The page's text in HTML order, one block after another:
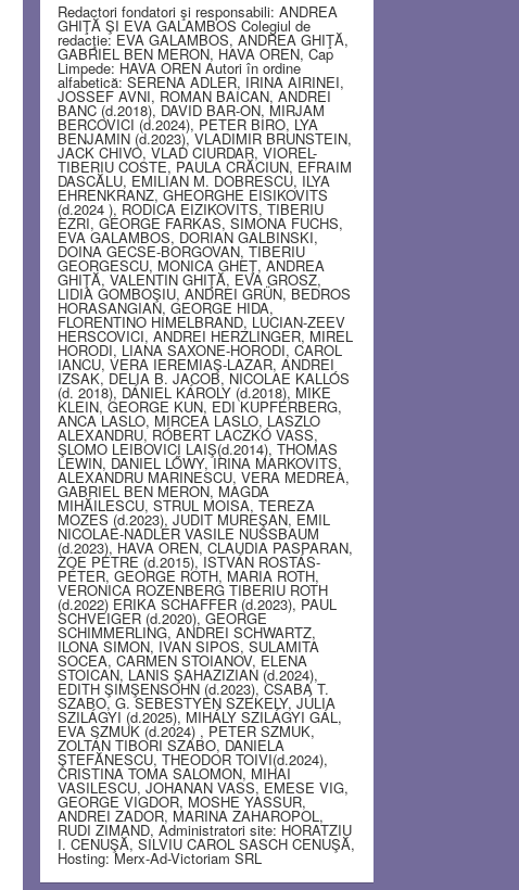
Redactori fondatori şi responsabili: ANDREA
GHIŢĂ ŞI EVA GALAMBOS Colegiul de
redacţie: EVA GALAMBOS, ANDREA GHIŢĂ,
GABRIEL BEN MERON, HAVA OREN, Cap
Limpede: HAVA OREN Autori în ordine
alfabetică: SERENA ADLER, IRINA AIRINEI,
JOSSEF AVNI, ROMAN BAICAN, ANDREI
BANC (d.2018), DAVID BAR-ON, MIRJAM
BERCOVICI (d.2024), PETER BIRO, LYA
BENJAMIN (d.2023), VLADIMIR BRUNSTEIN,
JACK CHIVO, VLAD CIURDAR, VIOREL-
TIBERIU COSTE, PAULA CRĂCIUN, EFRAIM
DASCĂLU, EMILIAN M. DOBRESCU, ILYA
EHRENKRANZ, GHEORGHE EISIKOVITS
(d.2024 ), RODICA EIZIKOVITS, TIBERIU
EZRI, GEORGE FARKAS, SIMONA FUCHS,
EVA GALAMBOS, DORIAN GALBINSKI,
DOINA GECSE-BORGOVAN, TIBERIU
GEORGESCU, MONICA GHEŢ, ANDREA
GHIŢĂ, VALENTIN GHIŢĂ, EVA GROSZ,
LIDIA GOMBOŞIU, ANDREI GRÜN, BEDROS
HORASANGIAN, GEORGE HIDA,
FLORENTINO HIMELBRAND, LUCIAN-ZEEV
HERSCOVICI, ANDREI HERZLINGER, MIREL
HORODI, LIANA SAXONE-HORODI, CAROL
IANCU, VERA IEREMIAŞ-LAZAR, ANDREI
IZSAK, DELIA B. JACOB, NICOLAE KALLÓS
(d. 2018), DÁNIEL KÁROLY (d.2018), MIKE
KLEIN, GEORGE KUN, EDI KUPFERBERG,
ANCA LASLO, MIRCEA LASLO, LASZLO
ALEXANDRU, RÓBERT LACZKÓ VASS,
ŞLOMO LEIBOVICI LAIŞ(d.2014), THOMAS
LEWIN, DANIEL LŐWY, IRINA MARKOVITS,
ALEXANDRU MARINESCU, VERA MEDREA,
GABRIEL BEN MERON, MAGDA
MIHĂILESCU, STRUL MOISA, TEREZA
MOZES (d.2023), JUDIT MUREŞAN, EMIL
NICOLAE-NADLER VASILE NUSSBAUM
(d.2023), HAVA OREN, CLAUDIA PASPARAN,
ZOE PETRE (d.2015), ISTVÁN ROSTÁS-
PÉTER, GEORGE ROTH, MARIA ROTH,
VERONICA ROZENBERG TIBERIU ROTH
(d.2022) ERIKA SCHAFFER (d.2023), PAUL
SCHVEIGER (d.2020), GEORGE
SCHIMMERLING, ANDREI SCHWARTZ,
ILONA SIMON, IVAN SIPOS, SULAMITA
SOCEA, CARMEN STOIANOV, ELENA
STOICAN, LANIS ŞAHAZIZIAN (d.2024),
EDITH ŞIMŞENSOHN (d.2023), CSABA T.
SZABO, G. SEBESTYEN SZEKELY, JÚLIA
SZILÁGYI (d.2025), MIHÁLY SZILÁGYI GÁL,
EVA SZMUK (d.2024) , PETER SZMUK,
ZOLTÁN TIBORI SZABO, DANIELA
ŞTEFĂNESCU, THEODOR TOIVI(d.2024),
CRISTINA TOMA SALOMON, MIHAI
VASILESCU, JOHANAN VASS, EMESE VIG,
GEORGE VIGDOR, MOSHE YASSUR,
ANDREI ZADOR, MARINA ZAHAROPOL,
RUDI ZIMAND, Administratori site: HORATZIU
I. CENUŞĂ, SILVIU CAROL SASCH CENUŞĂ,
Hosting: Merx-Ad-Victoriam SRL